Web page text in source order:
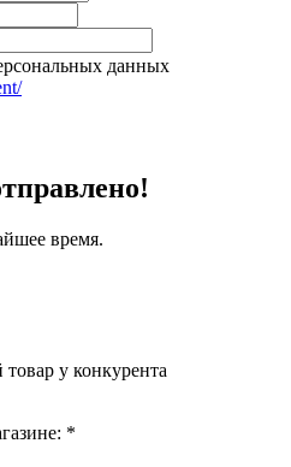
данных
время.
у конкурента
*